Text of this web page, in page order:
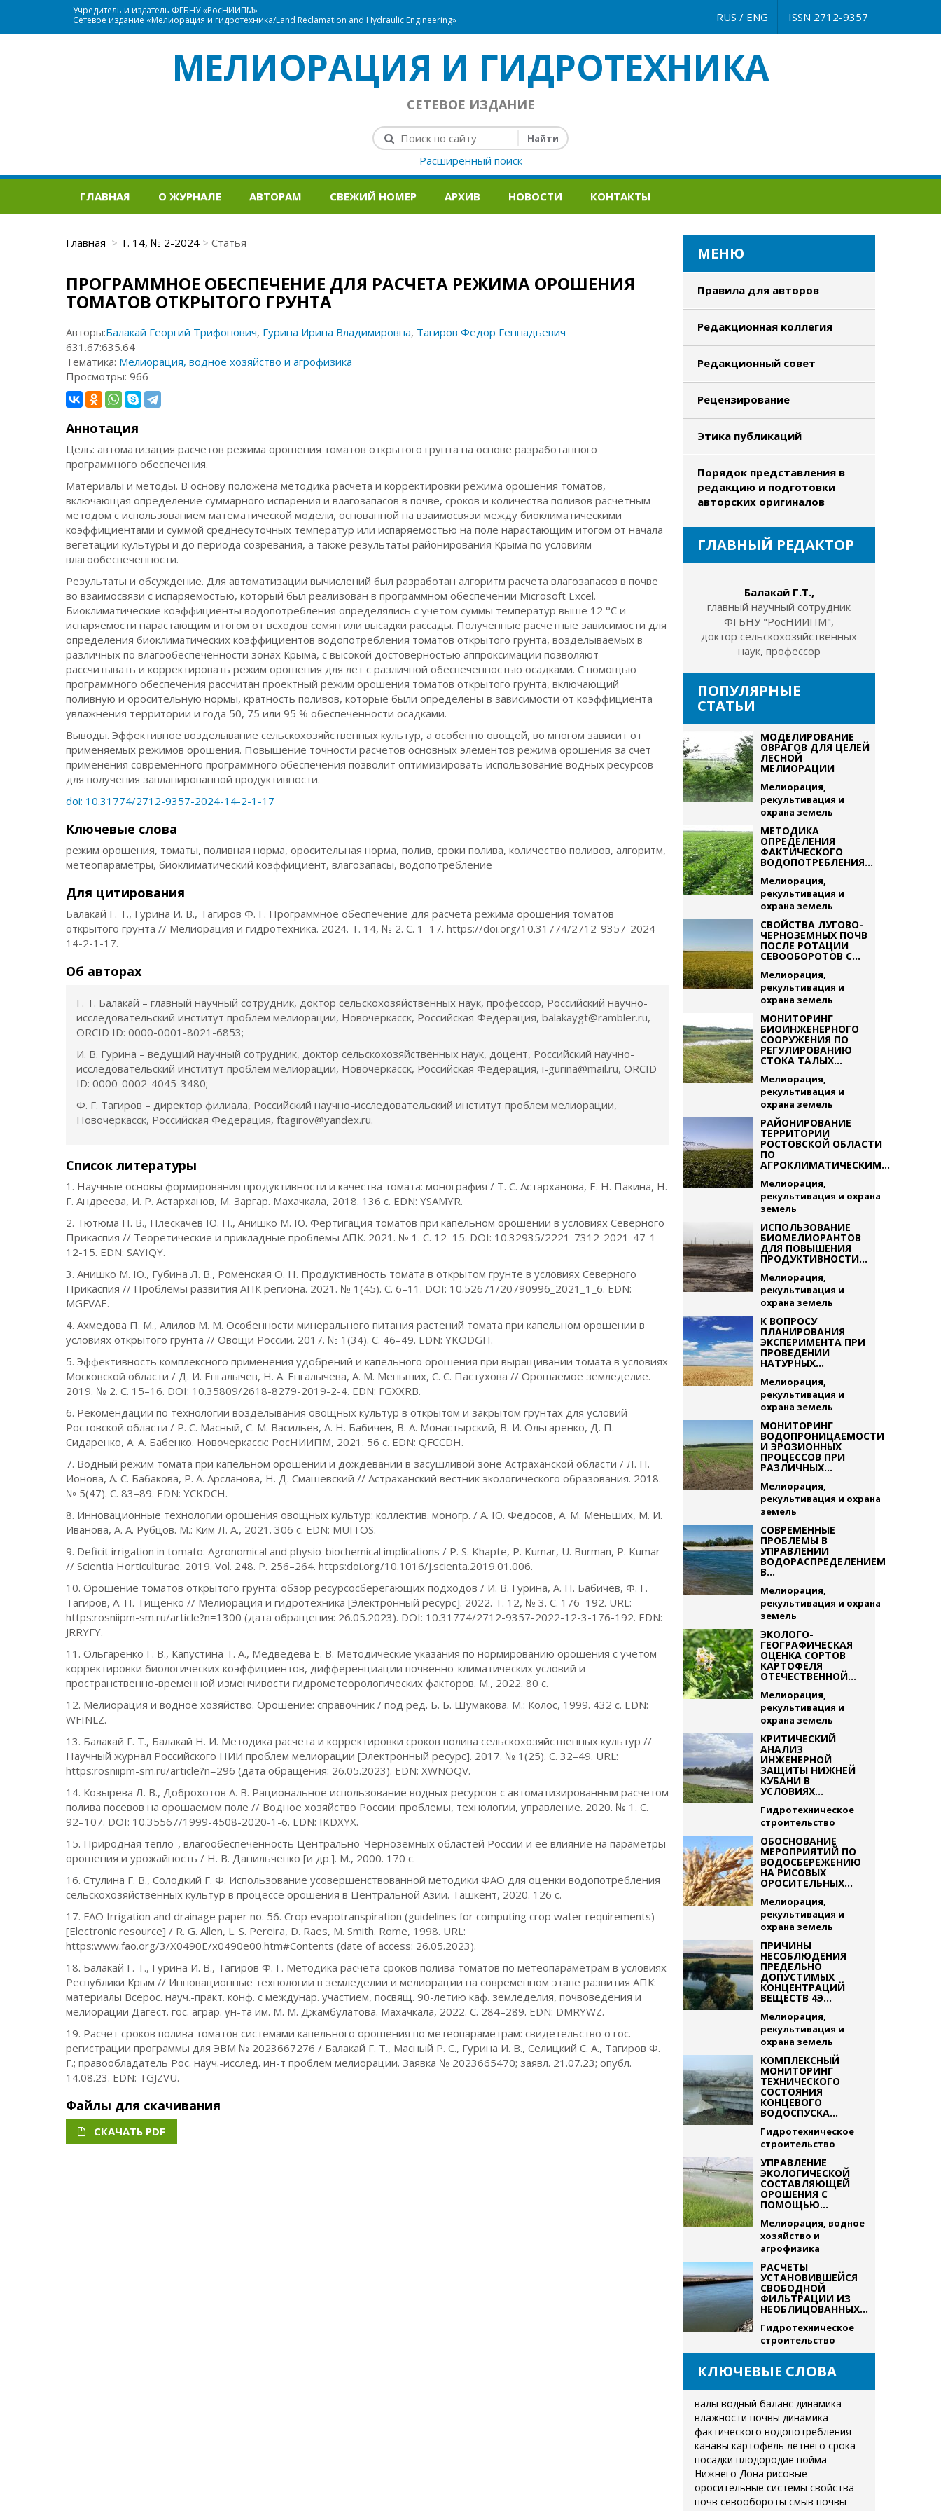
Учредитель и издатель ФГБНУ «РосНИИПМ»
Сетевое издание «Мелиорация и гидротехника/Land Reclamation and Hydraulic Engineering»
ISSN 2712-9357
RUS / ENG
МЕЛИОРАЦИЯ И ГИДРОТЕХНИКА
СЕТЕВОЕ ИЗДАНИЕ
Расширенный поиск
ГЛАВНАЯ О ЖУРНАЛЕ АВТОРАМ СВЕЖИЙ НОМЕР АРХИВ НОВОСТИ КОНТАКТЫ
Главная Т. 14, № 2-2024 Статья
ПРОГРАММНОЕ ОБЕСПЕЧЕНИЕ ДЛЯ РАСЧЕТА РЕЖИМА ОРОШЕНИЯ
ТОМАТОВ ОТКРЫТОГО ГРУНТА
Авторы:Балакай Георгий Трифонович, Гурина Ирина Владимировна, Тагиров Федор Геннадьевич
631.67:635.64
Тематика: Мелиорация, водное хозяйство и агрофизика
Просмотры:966
Аннотация
Цель: автоматизация расчетов режима орошения томатов открытого грунта на основе разработанного
программного обеспечения.
Материалы и методы. В основу положена методика расчета и корректировки режима орошения томатов,
включающая определение суммарного испарения и влагозапасов в почве, сроков и количества поливов расчетным
методом с использованием математической модели, основанной на взаимосвязи между биоклиматическими
коэффициентами и суммой среднесуточных температур или испаряемостью на поле нарастающим итогом от начала
вегетации культуры и до периода созревания, а также результаты районирования Крыма по условиям
влагообеспеченности.
Результаты и обсуждение. Для автоматизации вычислений был разработан алгоритм расчета влагозапасов в почве
во взаимосвязи с испаряемостью, который был реализован в программном обеспечении Microsoft Excel.
Биоклиматические коэффициенты водопотребления определялись с учетом суммы температур выше 12 °С и
испаряемости нарастающим итогом от всходов семян или высадки рассады. Полученные расчетные зависимости для
определения биоклиматических коэффициентов водопотребления томатов открытого грунта, возделываемых в
различных по влагообеспеченности зонах Крыма, с высокой достоверностью аппроксимации позволяют
рассчитывать и корректировать режим орошения для лет с различной обеспеченностью осадками. С помощью
программного обеспечения рассчитан проектный режим орошения томатов открытого грунта, включающий
поливную и оросительную нормы, кратность поливов, которые были определены в зависимости от коэффициента
увлажнения территории и года 50, 75 или 95 % обеспеченности осадками.
Выводы. Эффективное возделывание сельскохозяйственных культур, а особенно овощей, во многом зависит от
применяемых режимов орошения. Повышение точности расчетов основных элементов режима орошения за счет
применения современного программного обеспечения позволит оптимизировать использование водных ресурсов
для получения запланированной продуктивности.
doi: 10.31774/2712-9357-2024-14-2-1-17
Ключевые слова
режим орошения, томаты, поливная норма, оросительная норма, полив, сроки полива, количество поливов, алгоритм,
метеопараметры, биоклиматический коэффициент, влагозапасы, водопотребление
Для цитирования
Балакай Г. Т., Гурина И. В., Тагиров Ф. Г. Программное обеспечение для расчета режима орошения томатов
открытого грунта // Мелиорация и гидротехника. 2024. Т. 14, № 2. С. 1–17. https://doi.org/10.31774/2712-9357-2024-
14-2-1-17.
Об авторах
Г. Т. Балакай – главный научный сотрудник, доктор сельскохозяйственных наук, профессор, Российский научно-
исследовательский институт проблем мелиорации, Новочеркасск, Российская Федерация, balakaygt@rambler.ru,
ORCID ID: 0000-0001-8021-6853;
И. В. Гурина – ведущий научный сотрудник, доктор сельскохозяйственных наук, доцент, Российский научно-
исследовательский институт проблем мелиорации, Новочеркасск, Российская Федерация, i-gurina@mail.ru, ORCID
ID: 0000-0002-4045-3480;
Ф. Г. Тагиров – директор филиала, Российский научно-исследовательский институт проблем мелиорации,
Новочеркасск, Российская Федерация, ftagirov@yandex.ru.
Список литературы
1. Научные основы формирования продуктивности и качества томата: монография / Т. С. Астарханова, Е. Н. Пакина, Н.
Г. Андреева, И. Р. Астарханов, М. Заргар. Махачкала, 2018. 136 с. EDN: YSAMYR.
2. Тютюма Н. В., Плескачёв Ю. Н., Анишко М. Ю. Фертигация томатов при капельном орошении в условиях Cеверного
Прикаспия // Теоретические и прикладные проблемы АПК. 2021. № 1. С. 12–15. DOI: 10.32935/2221-7312-2021-47-1-
12-15. EDN: SAYIQY.
3. Анишко М. Ю., Губина Л. В., Роменская О. Н. Продуктивность томата в открытом грунте в условиях Северного
Прикаспия // Проблемы развития АПК региона. 2021. № 1(45). С. 6–11. DOI: 10.52671/20790996_2021_1_6. EDN:
MGFVAE.
4. Ахмедова П. М., Алилов М. М. Особенности минерального питания растений томата при капельном орошении в
условиях открытого грунта // Овощи России. 2017. № 1(34). С. 46–49. EDN: YKODGH.
5. Эффективность комплексного применения удобрений и капельного орошения при выращивании томата в условиях
Московской области / Д. И. Енгалычев, Н. А. Енгалычева, А. М. Меньших, С. С. Пастухова // Орошаемое земледелие.
2019. № 2. С. 15–16. DOI: 10.35809/2618-8279-2019-2-4. EDN: FGXXRB.
6. Рекомендации по технологии возделывания овощных культур в открытом и закрытом грунтах для условий
Ростовской области / Р. С. Масный, С. М. Васильев, А. Н. Бабичев, В. А. Монастырский, В. И. Ольгаренко, Д. П.
Сидаренко, А. А. Бабенко. Новочеркасск: РосНИИПМ, 2021. 56 с. EDN: QFCCDH.
7. Водный режим томата при капельном орошении и дождевании в засушливой зоне Астраханской области / Л. П.
Ионова, А. С. Бабакова, Р. А. Арсланова, Н. Д. Смашевский // Астраханский вестник экологического образования. 2018.
№ 5(47). С. 83–89. EDN: YCKDCH.
8. Инновационные технологии орошения овощных культур: коллектив. моногр. / А. Ю. Федосов, А. М. Меньших, М. И.
Иванова, А. А. Рубцов. М.: Ким Л. А., 2021. 306 с. EDN: MUITOS.
9. Deficit irrigation in tomato: Agronomical and physio-biochemical implications / P. S. Khapte, P. Kumar, U. Burman, P. Kumar
// Scientia Horticulturae. 2019. Vol. 248. P. 256–264. https:doi.org/10.1016/j.scienta.2019.01.006.
10. Орошение томатов открытого грунта: обзор ресурсосберегающих подходов / И. В. Гурина, А. Н. Бабичев, Ф. Г.
Тагиров, А. П. Тищенко // Мелиорация и гидротехника [Электронный ресурс]. 2022. Т. 12, № 3. С. 176–192. URL:
https:rosniipm-sm.ru/article?n=1300 (дата обращения: 26.05.2023). DOI: 10.31774/2712-9357-2022-12-3-176-192. EDN:
JRRYFY.
11. Ольгаренко Г. В., Капустина Т. А., Медведева Е. В. Методические указания по нормированию орошения с учетом
корректировки биологических коэффициентов, дифференциации почвенно-климатических условий и
пространственно-временной изменчивости гидрометеорологических факторов. М., 2022. 80 с.
12. Мелиорация и водное хозяйство. Орошение: справочник / под ред. Б. Б. Шумакова. М.: Колос, 1999. 432 с. EDN:
WFINLZ.
13. Балакай Г. Т., Балакай Н. И. Методика расчета и корректировки сроков полива сельскохозяйственных культур //
Научный журнал Российского НИИ проблем мелиорации [Электронный ресурс]. 2017. № 1(25). С. 32–49. URL:
https:rosniipm-sm.ru/article?n=296 (дата обращения: 26.05.2023). EDN: XWNOQV.
14. Козырева Л. В., Доброхотов А. В. Рациональное использование водных ресурсов с автоматизированным расчетом
полива посевов на орошаемом поле // Водное хозяйство России: проблемы, технологии, управление. 2020. № 1. С.
92–107. DOI: 10.35567/1999-4508-2020-1-6. EDN: IKDXYX.
15. Природная тепло-, влагообеспеченность Центрально-Черноземных областей России и ее влияние на параметры
орошения и урожайность / Н. В. Данильченко [и др.]. М., 2000. 170 с.
16. Стулина Г. В., Солодкий Г. Ф. Использование усовершенствованной методики ФАО для оценки водопотребления
сельскохозяйственных культур в процессе орошения в Центральной Азии. Ташкент, 2020. 126 с.
17. FAO Irrigation and drainage paper no. 56. Crop evapotranspiration (guidelines for computing crop water requirements)
[Electronic resource] / R. G. Allen, L. S. Pereira, D. Raes, M. Smith. Rome, 1998. URL:
https:www.fao.org/3/X0490E/x0490e00.htm#Contents (date of access: 26.05.2023).
18. Балакай Г. Т., Гурина И. В., Тагиров Ф. Г. Методика расчета сроков полива томатов по метеопараметрам в условиях
Республики Крым // Инновационные технологии в земледелии и мелиорации на современном этапе развития АПК:
материалы Всерос. науч.-практ. конф. с междунар. участием, посвящ. 90-летию каф. земледелия, почвоведения и
мелиорации Дагест. гос. аграр. ун-та им. М. М. Джамбулатова. Махачкала, 2022. С. 284–289. EDN: DMRYWZ.
19. Расчет сроков полива томатов системами капельного орошения по метеопараметрам: свидетельство о гос.
регистрации программы для ЭВМ № 2023667276 / Балакай Г. Т., Масный Р. С., Гурина И. В., Селицкий С. А., Тагиров Ф.
Г.; правообладатель Рос. науч.-исслед. ин-т проблем мелиорации. Заявка № 2023665470; заявл. 21.07.23; опубл.
14.08.23. EDN: TGJZVU.
Файлы для скачивания
СКАЧАТЬ PDF
МЕНЮ
Правила для авторов
Редакционная коллегия
Редакционный совет
Рецензирование
Этика публикаций
Порядок представления в
редакцию и подготовки
авторских оригиналов
ГЛАВНЫЙ РЕДАКТОР
Балакай Г.Т.,
главный научный сотрудник
ФГБНУ "РосНИИПМ",
доктор сельскохозяйственных
наук, профессор
ПОПУЛЯРНЫЕ
СТАТЬИ
МОДЕЛИРОВАНИЕ
ОВРАГОВ ДЛЯ ЦЕЛЕЙ
ЛЕСНОЙ
МЕЛИОРАЦИИ
Мелиорация,
рекультивация и
охрана земель
МЕТОДИКА
ОПРЕДЕЛЕНИЯ
ФАКТИЧЕСКОГО
ВОДОПОТРЕБЛЕНИЯ...
Мелиорация,
рекультивация и
охрана земель
СВОЙСТВА ЛУГОВО-
ЧЕРНОЗЕМНЫХ ПОЧВ
ПОСЛЕ РОТАЦИИ
СЕВООБОРОТОВ С...
Мелиорация,
рекультивация и
охрана земель
МОНИТОРИНГ
БИОИНЖЕНЕРНОГО
СООРУЖЕНИЯ ПО
РЕГУЛИРОВАНИЮ
СТОКА ТАЛЫХ...
Мелиорация,
рекультивация и
охрана земель
РАЙОНИРОВАНИЕ
ТЕРРИТОРИИ
РОСТОВСКОЙ ОБЛАСТИ
ПО
АГРОКЛИМАТИЧЕСКИМ...
Мелиорация,
рекультивация и охрана
земель
ИСПОЛЬЗОВАНИЕ
БИОМЕЛИОРАНТОВ
ДЛЯ ПОВЫШЕНИЯ
ПРОДУКТИВНОСТИ...
Мелиорация,
рекультивация и
охрана земель
К ВОПРОСУ
ПЛАНИРОВАНИЯ
ЭКСПЕРИМЕНТА ПРИ
ПРОВЕДЕНИИ
НАТУРНЫХ...
Мелиорация,
рекультивация и
охрана земель
МОНИТОРИНГ
ВОДОПРОНИЦАЕМОСТИ
И ЭРОЗИОННЫХ
ПРОЦЕССОВ ПРИ
РАЗЛИЧНЫХ...
Мелиорация,
рекультивация и охрана
земель
СОВРЕМЕННЫЕ
ПРОБЛЕМЫ В
УПРАВЛЕНИИ
ВОДОРАСПРЕДЕЛЕНИЕМ
В...
Мелиорация,
рекультивация и охрана
земель
ЭКОЛОГО-
ГЕОГРАФИЧЕСКАЯ
ОЦЕНКА СОРТОВ
КАРТОФЕЛЯ
ОТЕЧЕСТВЕННОЙ...
Мелиорация,
рекультивация и
охрана земель
КРИТИЧЕСКИЙ
АНАЛИЗ
ИНЖЕНЕРНОЙ
ЗАЩИТЫ НИЖНЕЙ
КУБАНИ В
УСЛОВИЯХ...
Гидротехническое
строительство
ОБОСНОВАНИЕ
МЕРОПРИЯТИЙ ПО
ВОДОСБЕРЕЖЕНИЮ
НА РИСОВЫХ
ОРОСИТЕЛЬНЫХ...
Мелиорация,
рекультивация и
охрана земель
ПРИЧИНЫ
НЕСОБЛЮДЕНИЯ
ПРЕДЕЛЬНО
ДОПУСТИМЫХ
КОНЦЕНТРАЦИЙ
ВЕЩЕСТВ 4Э...
Мелиорация,
рекультивация и
охрана земель
КОМПЛЕКСНЫЙ
МОНИТОРИНГ
ТЕХНИЧЕСКОГО
СОСТОЯНИЯ
КОНЦЕВОГО
ВОДОСПУСКА...
Гидротехническое
строительство
УПРАВЛЕНИЕ
ЭКОЛОГИЧЕСКОЙ
СОСТАВЛЯЮЩЕЙ
ОРОШЕНИЯ С
ПОМОЩЬЮ...
Мелиорация, водное
хозяйство и
агрофизика
РАСЧЕТЫ
УСТАНОВИВШЕЙСЯ
СВОБОДНОЙ
ФИЛЬТРАЦИИ ИЗ
НЕОБЛИЦОВАННЫХ...
Гидротехническое
строительство
КЛЮЧЕВЫЕ СЛОВА
валы водный баланс динамика
влажности почвы динамика
фактического водопотребления
канавы картофель летнего срока
посадки плодородие пойма
Нижнего Дона рисовые
оросительные системы свойства
почв севообороты смыв почвы